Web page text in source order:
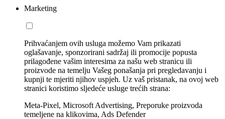
Marketing
Prihvaćanjem ovih usluga možemo Vam prikazati
oglašavanje, sponzorirani sadržaj ili promocije popusta
prilagođene vašim interesima za našu web stranicu ili
proizvode na temelju Vašeg ponašanja pri pregledavanju i
kupnji te mjeriti njihov uspjeh. Uz vaš pristanak, na ovoj web
stranici koristimo sljedeće usluge trećih strana:
Meta-Pixel, Microsoft Advertising, Preporuke proizvoda
temeljene na klikovima, Ads Defender